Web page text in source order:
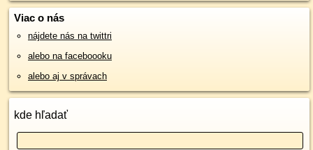
Viac o nás
nájdete nás na twittri
alebo na faceboooku
alebo aj v správach
kde hľadať